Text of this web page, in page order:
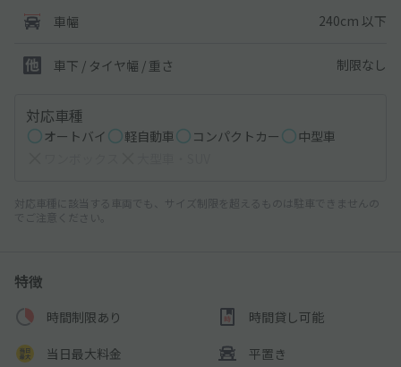
車幅 240cm 以下
車下 / タイヤ幅 / 重さ 制限なし
対応車種
オートバイ 軽自動車 コンパクトカー
中型車
対応車種に該当する車両でも、サイズ制限を超えるものは駐車できませんの
でご注意ください。
特徴
時間制限あり 時間貸し可能
当日最大料金 平置き